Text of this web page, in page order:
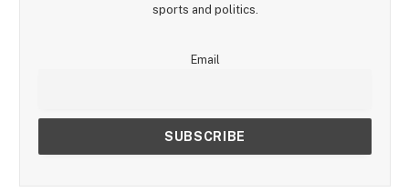
sports and politics.
Email